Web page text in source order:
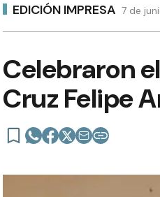
EDICIÓN IMPRESA 7 de
Celebraron
Cruz Felipe